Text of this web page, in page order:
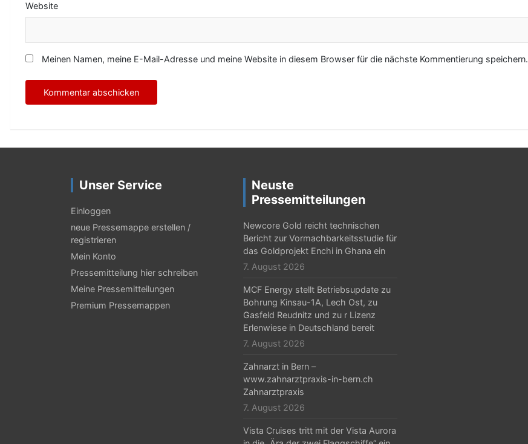
Website
Meinen Namen, meine E-Mail-Adresse und meine Website in diesem Browser für die nächste Kommentierung speichern.
Unser Service
Einloggen
neue Pressemappe erstellen /
registrieren
Mein Konto
Pressemitteilung hier schreiben
Meine Pressemitteilungen
Premium Pressemappen
Neuste
Pressemitteilungen
Newcore Gold reicht technischen
Bericht zur Vormachbarkeitsstudie für
das Goldprojekt Enchi in Ghana ein
7. August 2026
MCF Energy stellt Betriebsupdate zu
Bohrung Kinsau-1A, Lech Ost, zu
Gasfeld Reudnitz und zu r Lizenz
Erlenwiese in Deutschland bereit
7. August 2026
Zahnarzt in Bern –
www.zahnarztpraxis-in-bern.ch
Zahnarztpraxis
7. August 2026
Vista Cruises tritt mit der Vista Aurora